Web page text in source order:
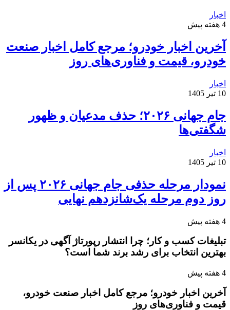
اخبار
4 هفته پیش
آخرین اخبار خودرو؛ مرجع کامل اخبار صنعت
خودرو، قیمت و فناوری‌های روز
اخبار
10 تیر 1405
جام جهانی ۲۰۲۶؛ حذف مدعیان و ظهور
شگفتی‌ها
اخبار
10 تیر 1405
نمودار مرحله حذفی جام جهانی ۲۰۲۶ پس از
روز دوم مرحله یک‌شانزدهم نهایی
4 هفته پیش
تبلیغات کسب و کار؛ چرا انتشار رپورتاژ آگهی در یکانسر
بهترین انتخاب برای رشد برند شما است؟
4 هفته پیش
آخرین اخبار خودرو؛ مرجع کامل اخبار صنعت خودرو،
قیمت و فناوری‌های روز